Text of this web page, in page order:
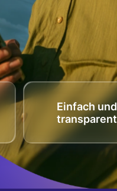
Einfach und
transparent